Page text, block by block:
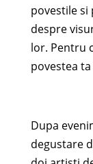
povestile si
despre
lor. Pentru
povestea
Dupa
degustare